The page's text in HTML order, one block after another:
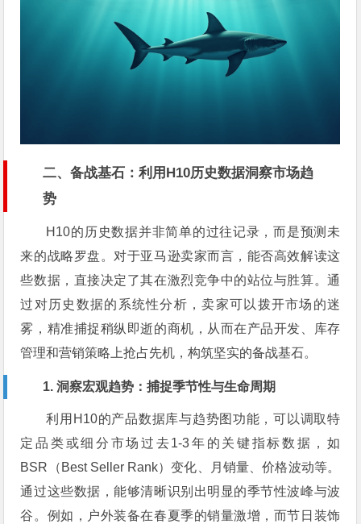
二、备战基石：利用H10历史数据洞察市场趋
势
H10的历史数据并非简单的过往记录，而是预测未
来的战略罗盘。对于亚马逊卖家而言，能否高效解读这
些数据，直接决定了其在激烈竞争中的站位与胜算。通
过对历史数据的系统性分析，卖家可以拨开市场的迷
雾，精准捕捉稍纵即逝的商机，从而在产品开发、库存
管理和营销策略上抢占先机，构筑坚实的备战基石。
1. 洞察宏观趋势：捕捉季节性与生命周期
利用H10的产品数据库与趋势图功能，可以调取特
定品类或细分市场过去1-3年的关键指标数据，如
BSR（Best Seller Rank）变化、月销量、价格波动等。
通过这些数据，能够清晰识别出明显的季节性波峰与波
谷。例如，户外装备在春夏季的销量激增，而节日装饰